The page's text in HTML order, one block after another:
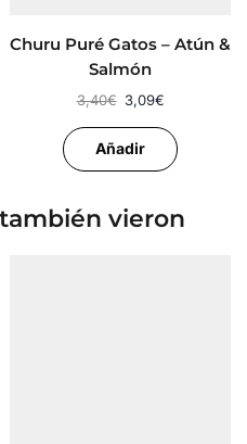
Churu Puré Gatos – Atún &
Salmón
3,40€ 3,09€
Añadir
vieron